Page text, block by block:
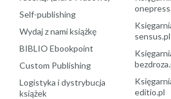
Self-publishing
Wydaj z nami książkę
BIBLIO Ebookpoint
Custom Publishing
Logistyka i dystrybucja
książek
sensus.pl
editio.pl